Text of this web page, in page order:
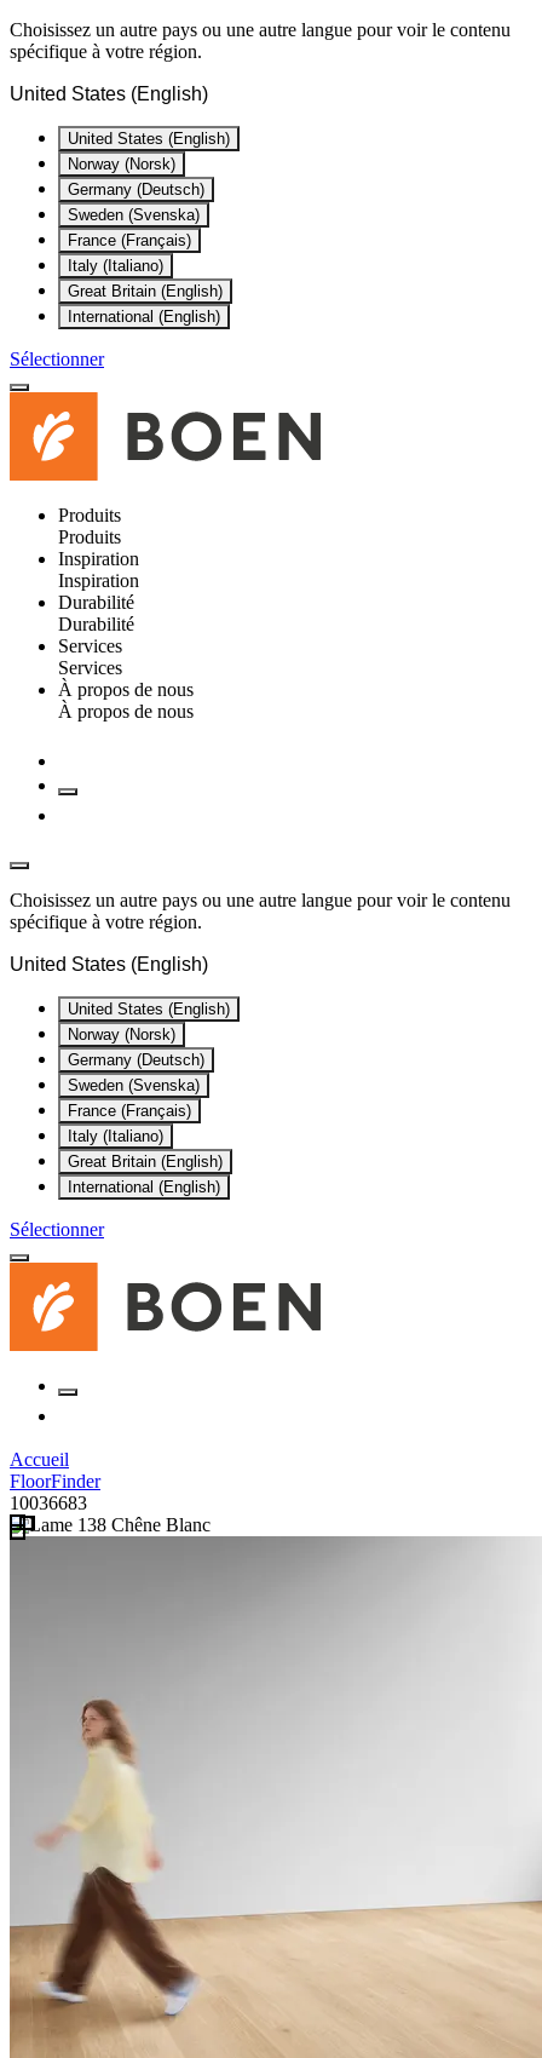
Choisissez un autre pays ou une autre langue pour voir le contenu
spécifique à votre région.
United States (English)
United States (English)
Norway (Norsk)
Germany (Deutsch)
Sweden (Svenska)
France (Français)
Italy (Italiano)
Great Britain (English)
International (English)
Sélectionner
Produits
Produits
Inspiration
Inspiration
Durabilité
Durabilité
Services
Services
À propos de nous
À propos de nous
Choisissez un autre pays ou une autre langue pour voir le contenu
spécifique à votre région.
United States (English)
United States (English)
Norway (Norsk)
Germany (Deutsch)
Sweden (Svenska)
France (Français)
Italy (Italiano)
Great Britain (English)
International (English)
Sélectionner
Accueil
FloorFinder
10036683